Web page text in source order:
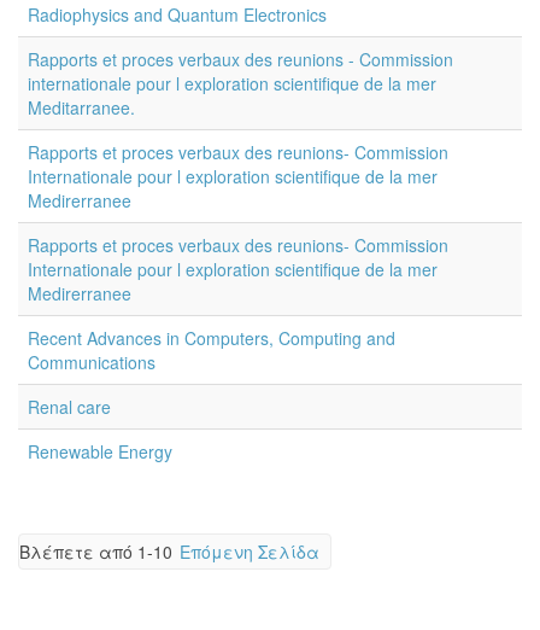
Radiophysics and Quantum Electronics
Rapports et proces verbaux des reunions - Commission
internationale pour l exploration scientifique de la mer
Meditarranee.
Rapports et proces verbaux des reunions- Commission
Internationale pour l exploration scientifique de la mer
Medirerranee
Rapports et proces verbaux des reunions- Commission
Internationale pour l exploration scientifique de la mer
Medirerranee
Recent Advances in Computers, Computing and
Communications
Renal care
Renewable Energy
Βλέπετε από 1-10 Επόμενη Σελίδα